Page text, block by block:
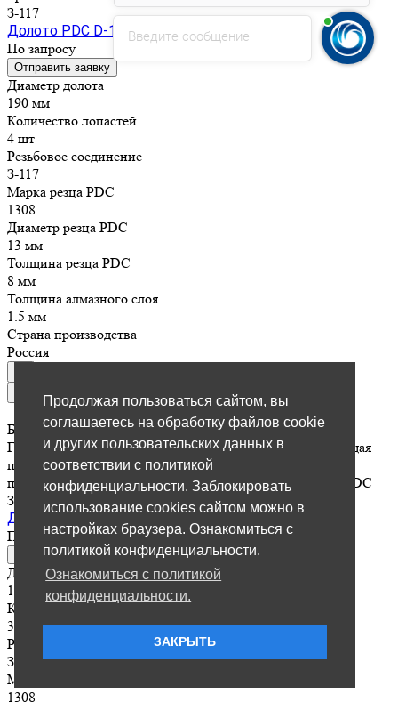
Продолжая пользоваться сайтом, вы
соглашаетесь на обработку файлов cookie
и других пользовательских данных в
соответствии с политикой
конфиденциальности. Заблокировать
использование cookies сайтом можно в
настройках браузера. Ознакомиться с
политикой конфиденциальности.
Ознакомиться с политикой
конфиденциальности.
ЗАКРЫТЬ
З-117
Долото PDC D-190 6-и лопастное, усиленное
По запросу
Отправить заявку
Диаметр долота
190 мм
Количество лопастей
4 шт
Резьбовое соединение
З-117
Марка резца PDC
1308
Диаметр резца PDC
13 мм
Толщина резца PDC
8 мм
Толщина алмазного слоя
1.5 мм
Страна производства
Россия
Буровые долота PDC усиленные/4-х лопастные/
Геологоразведка/Геотермальное бурение/Горнодобывающая
промышленность/Нефтегазовая отрасль/Строительная
промышленность/190 мм/Резцы 13 мм/Буровые долота/PDC
З-117
Долото PDC D-190 4-х лопастное, усиленное
По запросу
Отправить заявку
Диаметр долота
190 мм
Количество лопастей
3 шт
Резьбовое соединение
З-117
Марка резца PDC
1308
Введите сообщение